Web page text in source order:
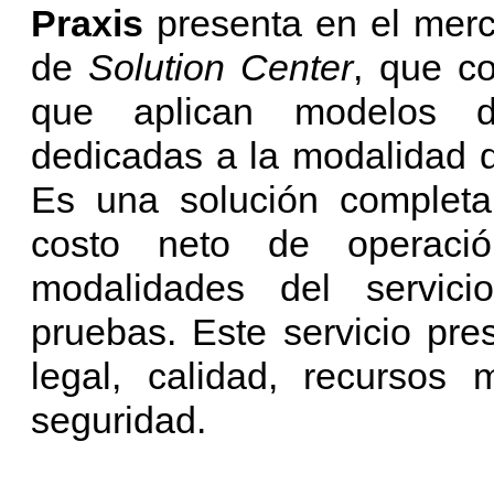
Praxis presenta en el
de Solution Center, que
que aplican modelos
dedicadas a la modalidad
Es una solución
costo neto de
modalidades del
pruebas. Este servicio
legal, calidad, recursos
seguridad.